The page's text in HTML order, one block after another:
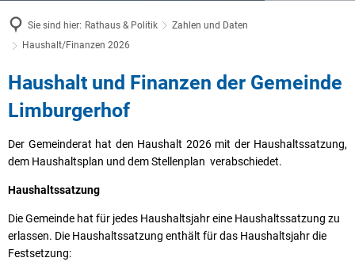
Sie sind hier: Rathaus & Politik
Zahlen und Daten
Haushalt/Finanzen 2026
Haushalt/Finanzen
2026
Haushalt und Finanzen der Gemeinde
Limburgerhof
Der Gemeinderat hat den Haushalt 2026 mit der Haushaltssatzung,
dem Haushaltsplan und dem Stellenplan verabschiedet.
Haushaltssatzung
Die Gemeinde hat für jedes Haushaltsjahr eine Haushaltssatzung zu
erlassen. Die Haushaltssatzung enthält für das Haushaltsjahr die
Festsetzung: